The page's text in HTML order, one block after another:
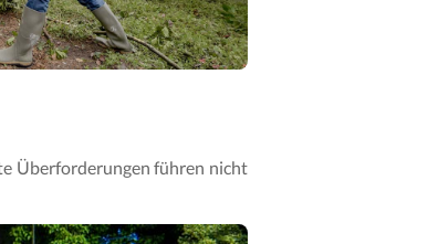
Überforderungen führen nicht